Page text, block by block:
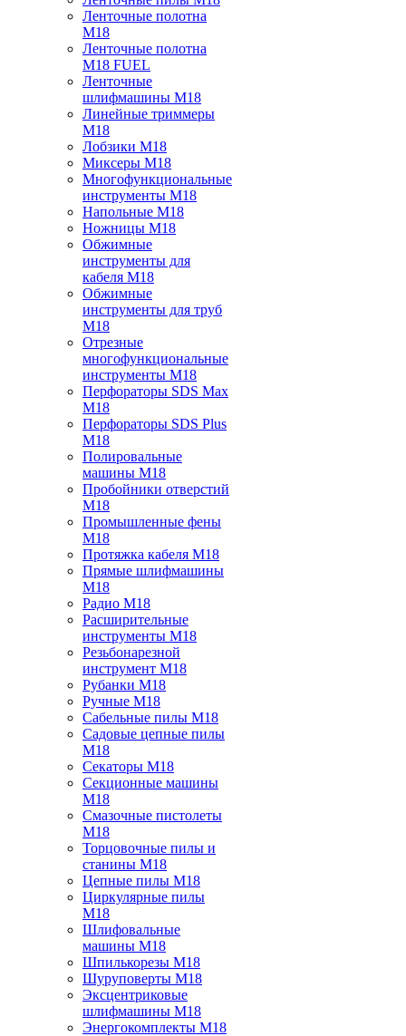
Ленточные полотна
M18
Ленточные полотна
M18 FUEL
Ленточные
шлифмашины M18
Линейные триммеры
M18
Лобзики M18
Миксеры M18
Многофункциональные
инструменты M18
Напольные M18
Ножницы M18
Обжимные
инструменты для
кабеля M18
Обжимные
инструменты для труб
M18
Отрезные
многофункциональные
инструменты M18
Перфораторы SDS Max
M18
Перфораторы SDS Plus
M18
Полировальные
машины M18
Пробойники отверстий
M18
Промышленные фены
M18
Протяжка кабеля M18
Прямые шлифмашины
M18
Радио M18
Расширительные
инструменты M18
Резьбонарезной
инструмент M18
Рубанки M18
Ручные M18
Сабельные пилы M18
Садовые цепные пилы
M18
Секаторы M18
Секционные машины
M18
Смазочные пистолеты
M18
Торцовочные пилы и
станины M18
Цепные пилы M18
Циркулярные пилы
M18
Шлифовальные
машины M18
Шпилькорезы M18
Шуруповерты M18
Эксцентриковые
шлифмашины M18
Энергокомплекты M18